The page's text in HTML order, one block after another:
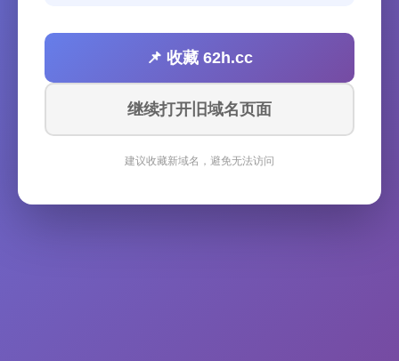
📌 收藏 62h.cc
继续打开旧域名页面
建议收藏新域名，避免无法访问